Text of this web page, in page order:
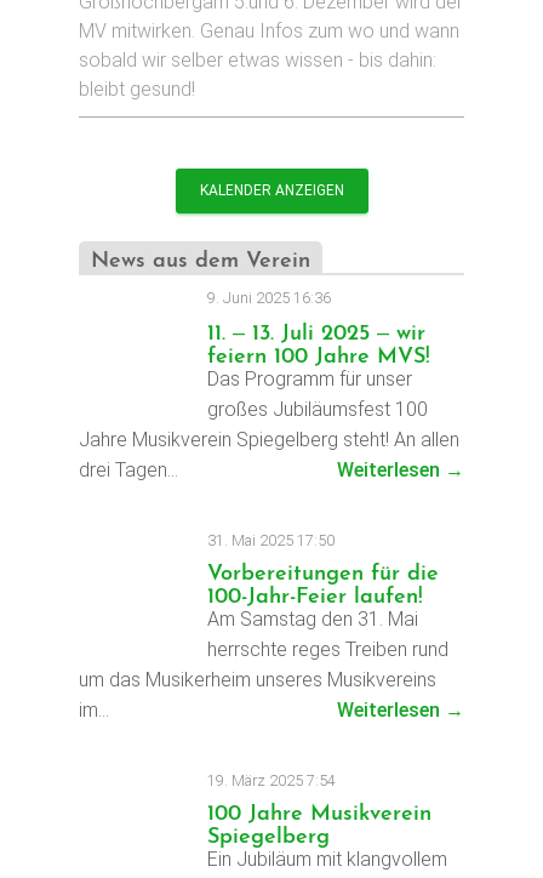
MV mitwirken. Genau Infos zum wo und wann
sobald wir selber etwas wissen - bis dahin:
bleibt gesund!
KALENDER ANZEIGEN
News aus dem Verein
9. Juni 2025 16:36
11. – 13. Juli 2025 – wir
feiern 100 Jahre MVS!
Das Programm für unser
großes Jubiläumsfest 100
Jahre Musikverein Spiegelberg steht! An allen
drei Tagen…
Weiterlesen →
31. Mai 2025 17:50
Vorbereitungen für die
100-Jahr-Feier laufen!
Am Samstag den 31. Mai
herrschte reges Treiben rund
um das Musikerheim unseres Musikvereins
im…
Weiterlesen →
19. März 2025 7:54
100 Jahre Musikverein
Spiegelberg
Ein Jubiläum mit klangvollem